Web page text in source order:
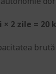
× 2 zile = 20